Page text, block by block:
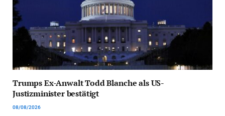
Trumps Ex-Anwalt Todd Blanche als US-
Justizminister bestätigt
08/08/2026